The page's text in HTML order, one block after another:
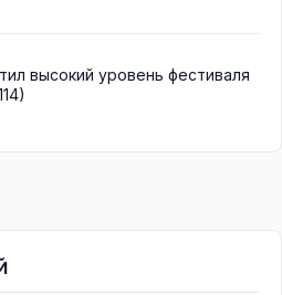
высокий уровень фестиваля